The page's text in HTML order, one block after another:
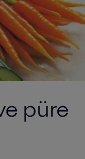
püre